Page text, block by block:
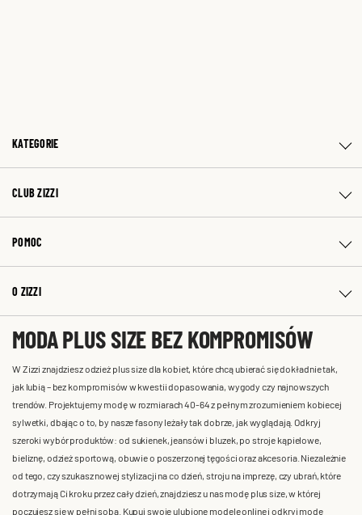
KATEGORIE
CLUB ZIZZI
POMOC
O ZIZZI
MODA PLUS SIZE BEZ KOMPROMISÓW
W Zizzi znajdziesz odzież plus size dla kobiet, które chcą ubierać się dokładnie tak,
jak lubią – bez kompromisów w kwestii dopasowania, wygody czy najnowszych
trendów. Projektujemy modę w rozmiarach 40-64 z pełnym zrozumieniem kobiecej
sylwetki, dbając o to, by nasze fasony leżały tak dobrze, jak wyglądają. Odkryj
szeroki wybór produktów: od sukienek, jeansów i bluzek, po stroje kąpielowe,
bieliznę, odzież sportową, obuwie o poszerzonej tęgości oraz akcesoria. Niezależnie
od tego, czy szukasz nowej stylizacji na co dzień, stroju na imprezę, czy ubrań, które
dotrzymają Ci kroku przez cały dzień, znajdziesz u nas modę plus size, w której
poczujesz się w pełni sobą. Kupuj swoje ulubione modele online i odkryj modę